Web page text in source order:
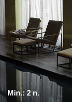
Min.: 2 n.